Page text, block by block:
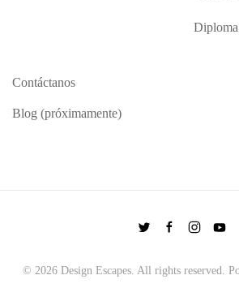
Contáctanos
Blog (próximamente)
© 2026 Design Escapes. All rights reserved.